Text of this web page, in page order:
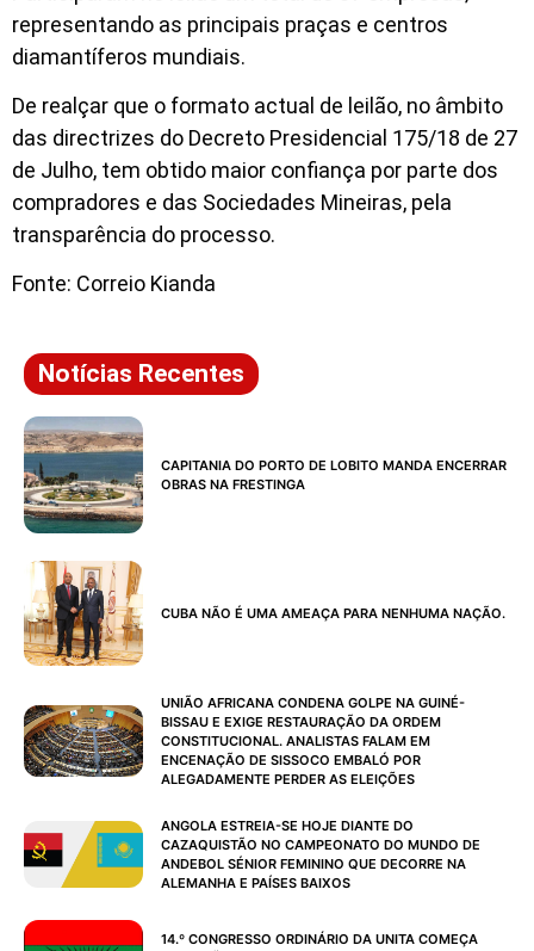
representando as principais praças e centros
diamantíferos mundiais.
De realçar que o formato actual de leilão, no âmbito
das directrizes do Decreto Presidencial 175/18 de 27
de Julho, tem obtido maior confiança por parte dos
compradores e das Sociedades Mineiras, pela
transparência do processo.
Fonte: Correio Kianda
Notícias Recentes
CAPITANIA DO PORTO DE LOBITO MANDA ENCERRAR
OBRAS NA FRESTINGA
CUBA NÃO É UMA AMEAÇA PARA NENHUMA NAÇÃO.
UNIÃO AFRICANA CONDENA GOLPE NA GUINÉ-
BISSAU E EXIGE RESTAURAÇÃO DA ORDEM
CONSTITUCIONAL. ANALISTAS FALAM EM
ENCENAÇÃO DE SISSOCO EMBALÓ POR
ALEGADAMENTE PERDER AS ELEIÇÕES
ANGOLA ESTREIA-SE HOJE DIANTE DO
CAZAQUISTÃO NO CAMPEONATO DO MUNDO DE
ANDEBOL SÉNIOR FEMININO QUE DECORRE NA
ALEMANHA E PAÍSES BAIXOS
14.º CONGRESSO ORDINÁRIO DA UNITA COMEÇA